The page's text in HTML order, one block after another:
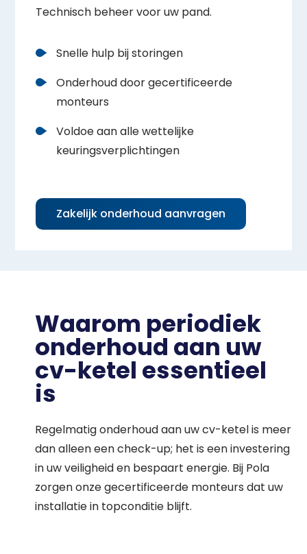
Technisch beheer voor uw pand.
Snelle hulp bij storingen
Onderhoud door gecertificeerde
monteurs
Voldoe aan alle wettelijke
keuringsverplichtingen
Zakelijk onderhoud aanvragen
Waarom periodiek
onderhoud aan uw
cv-ketel essentieel
is
Regelmatig onderhoud aan uw cv-ketel is meer
dan alleen een check-up; het is een investering
in uw veiligheid en bespaart energie. Bij Pola
zorgen onze gecertificeerde monteurs dat uw
installatie in topconditie blijft.